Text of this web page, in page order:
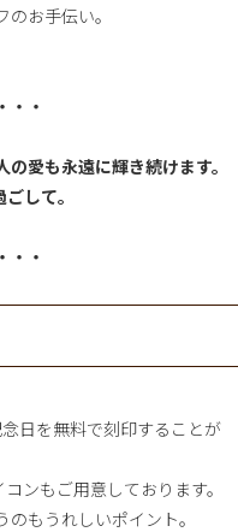
お手伝い。
・・
愛も永遠に輝き続けます。
して。
・・
日を無料で刻印することが
ンもご用意しております。
もうれしいポイント。